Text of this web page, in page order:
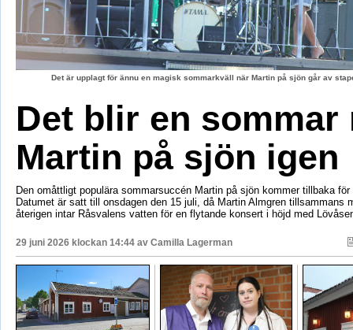
Det är upplagt för ännu en magisk sommarkväll när Martin på sjön går av
Det blir en sommar
Martin på sjön igen
Den omåttligt populära sommarsuccén Martin på sjön kommer tillbaka
Datumet är satt till onsdagen den 15 juli, då Martin Almgren tillsammans
återigen intar Råsvalens vatten för en flytande konsert i höjd med
29 juni 2026 klockan 14:44 av Camilla Lagerman